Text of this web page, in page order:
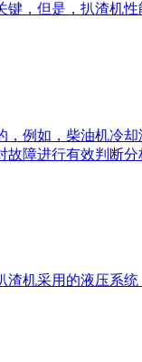
，但是，扒渣机
例如，柴油机冷
障进行有效判断
机采用的液压系